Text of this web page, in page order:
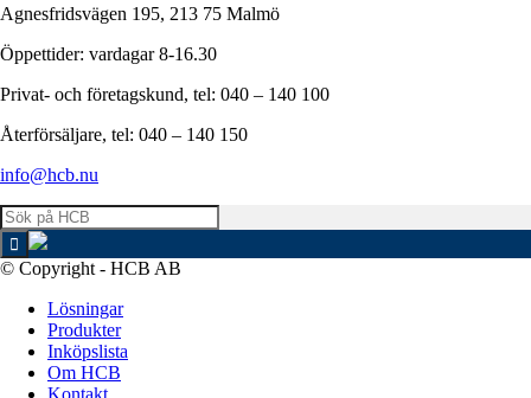
Agnesfridsvägen 195, 213 75 Malmö
Öppettider: vardagar 8-16.30
Privat- och företagskund, tel: 040 – 140 100
Återförsäljare, tel: 040 – 140 150
info@hcb.nu
© Copyright - HCB AB
Lösningar
Produkter
Inköpslista
Om HCB
Kontakt